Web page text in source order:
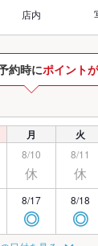
店内
約時にポイント
月 火
8/10
休
8/11
休
8/17
◎
8/18
◎